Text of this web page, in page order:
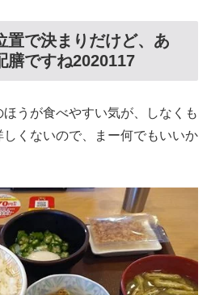
置で決まりだけど、あ
膳ですね2020117
うが食べやすい気が、しなくも
くないので、まー何でもいいか